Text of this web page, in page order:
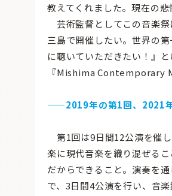
教えてくれました。現在の
芸術監督としてこの音楽祭
三島で開催したい。世界の
に聴いていただきたい！』
『Mishima Contemporary
——2019年の第1回、2021
第1回は9日間12公演を催
楽に現代音楽を織り混ぜる
だからできること。演奏を
で、3日間4公演を行い、音